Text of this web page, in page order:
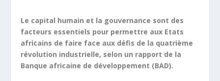
Le capital humain et la gouvernance sont des
facteurs essentiels pour permettre aux Etats
africains de faire face aux défis de la quatrième
révolution industrielle, selon un rapport de la
Banque africaine de développement (BAD).